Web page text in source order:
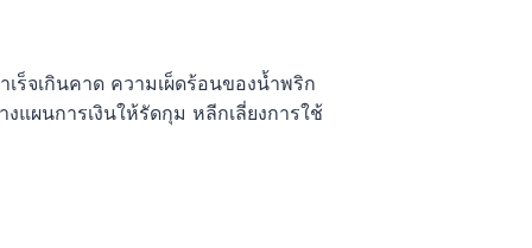
ร็จเกินคาด ความเผ็ดร้อนของน้ำพริก
แผนการเงินให้รัดกุม หลีกเลี่ยงการใช้